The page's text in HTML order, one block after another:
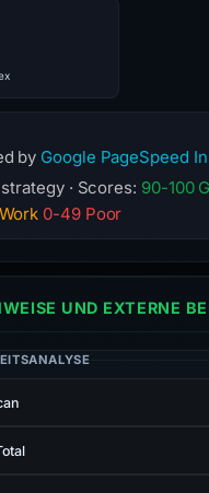
by Google PageSpeed
· Scores: 90-100
0-49 Poor
UND EXTERNE